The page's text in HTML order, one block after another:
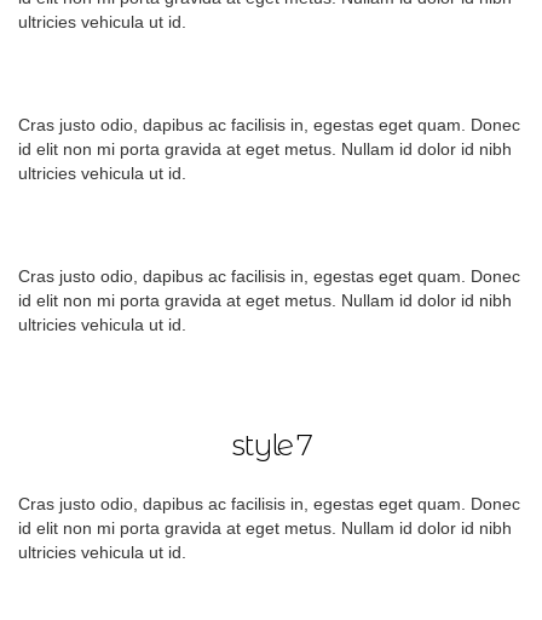
ultricies vehicula ut id.
Cras justo odio, dapibus ac facilisis in, egestas eget quam. Donec
id elit non mi porta gravida at eget metus. Nullam id dolor id nibh
ultricies vehicula ut id.
Cras justo odio, dapibus ac facilisis in, egestas eget quam. Donec
id elit non mi porta gravida at eget metus. Nullam id dolor id nibh
ultricies vehicula ut id.
style 7
Cras justo odio, dapibus ac facilisis in, egestas eget quam. Donec
id elit non mi porta gravida at eget metus. Nullam id dolor id nibh
ultricies vehicula ut id.